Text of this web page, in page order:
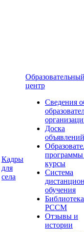
Кадры
для
села
центр
Сведения
Доска
объявлений
курсы
Система
обучения
Библиотека
РССМ
Отзывы и
истории